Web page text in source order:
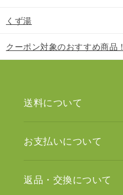
くず湯
クーポン対象のおすすめ商品！
送料について
お支払いについて
返品・交換について